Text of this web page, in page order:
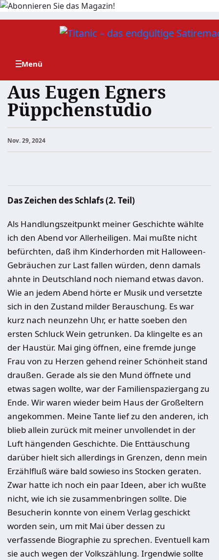
Zum
Aus Eugen Egners
Püppchenstudio
Nov. 29, 2024
Das Zeichen des Schlafs(2. Teil)
Als Handlungszeitpunkt meiner Geschichte wählte
ich den Abend vor Allerheiligen. Mai mußte nicht
befürchten, daß ihm Kinderhorden mit Halloween-
Gebräuchen zur Last fallen würden, denn damals
ahnte in Deutschland noch niemand etwas davon.
Wie an jedem Abend hörte er Musik und versetzte
sich in den Zustand milder Berauschung. Es war
kurz nach neunzehn Uhr, er hatte soeben den
ersten Schluck Wein getrunken. Da klingelte es an
der Haustür. Mai ging öffnen, eine fremde junge
Frau von zu Herzen gehend reiner Schönheit stand
draußen. Gerade als sie den Mund öffnete und
etwas sagen wollte, war der Familienspaziergang zu
Ende. Wir waren wieder beim Haus der Großeltern
angekommen. Meine Tante lief zu den anderen, ich
blieb allein zurück mit meiner unvollendet in der
Luft hängenden Geschichte. Die Enttäuschung
darüber hielt sich allerdings in Grenzen, denn mein
Erzählfluß wäre bald sowieso ins Stocken geraten.
Zwar hatte ich noch ein paar Ideen, aber ich wußte
nicht, wie ich sie zusammenbringen sollte. Die
Besucherin konnte von einem Verlag geschickt
worden sein, um mit Mai über dessen zu
verfassende Biographie zu sprechen. Eventuell kam
sie auch wegen der Volkszählung. Irgendwie sollte